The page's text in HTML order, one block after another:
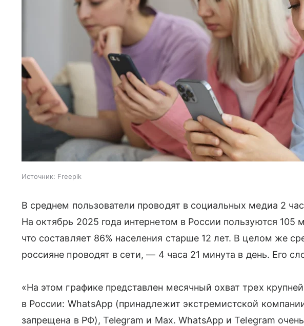
Источник: Freepik
В среднем пользователи проводят в социальных медиа 2
На октябрь 2025 года интернетом в России пользуются 105
что составляет 86% населения старше 12 лет. В целом же
россияне проводят в сети, — 4 часа 21 минута в день. Его
«На этом графике представлен месячный охват трех
в России: WhatsApр (принадлежит экстремистской
запрещена в РФ), Telegram и Max. WhatsApp и Telegram